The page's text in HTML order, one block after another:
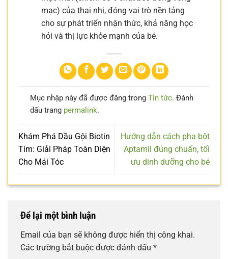
mạc) của thai nhi, đóng vai trò nền tảng
cho sự phát triển nhận thức, khả năng học
hỏi và thị lực khỏe mạnh của bé.
Mục nhập này đã được đăng trong Tin tức. Đánh
dấu trang permalink.
Khám Phá Dầu Gội Biotin
Tím: Giải Pháp Toàn Diện
Cho Mái Tóc
Hướng dẫn cách pha bột
Aptamil đúng chuẩn, tối
ưu dinh dưỡng cho bé
Để lại một bình luận
Email của bạn sẽ không được hiển thị công khai.
Các trường bắt buộc được đánh dấu *